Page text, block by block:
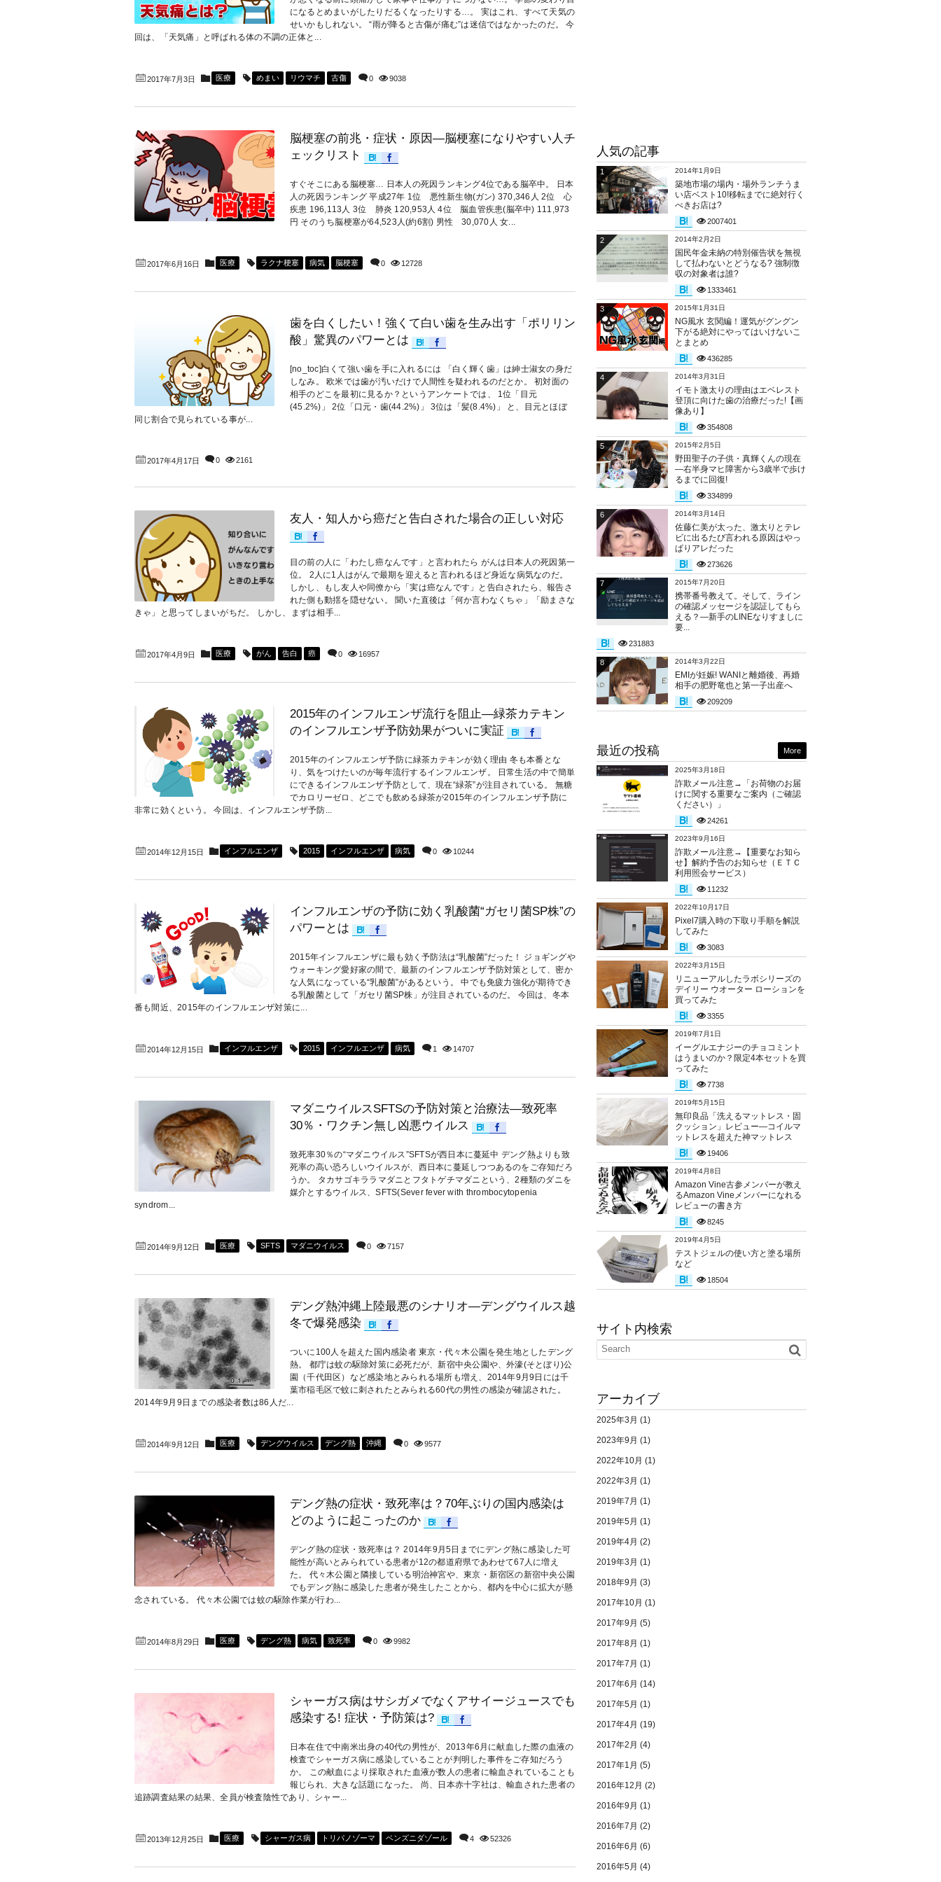
になるとめまいがしたりだるくなったりする…。 実はこれ、すべて天気の
せいかもしれない。 “雨が降ると古傷が痛む”は迷信ではなかったのだ。 今
回は、「天気痛」と呼ばれる体の不調の正体と...
2017年7月3日 医療 めまい リウマチ 古傷 0 9038
脳梗塞の前兆・症状・原因―脳梗塞になりやすい人チ
ェックリスト
すぐそこにある脳梗塞… 日本人の死因ランキング4位である脳卒中。 日本
人の死因ランキング 平成27年 1位 悪性新生物(ガン) 370,346人 2位 心
疾患 196,113人 3位 肺炎 120,953人 4位 脳血管疾患(脳卒中) 111,973
円 そのうち脳梗塞が64,523人(約6割) 男性 30,070人 女...
2017年6月16日 医療 ラクナ梗塞 病気 脳梗塞 0 12728
歯を白くしたい！強くて白い歯を生み出す「ポリリン
酸」驚異のパワーとは
[no_toc]白くて強い歯を手に入れるには 「白く輝く歯」は紳士淑女の身だ
しなみ。 欧米では歯が汚いだけで人間性を疑われるのだとか。 初対面の
相手のどこを最初に見るか？というアンケートでは、 1位「目元
(45.2%)」 2位「口元・歯(44.2%)」 3位は「髪(8.4%)」 と、目元とほぼ
同じ割合で見られている事が...
2017年4月17日 0 2161
友人・知人から癌だと告白された場合の正しい対応
目の前の人に「わたし癌なんです」と言われたら がんは日本人の死因第一
位。 2人に1人はがんで最期を迎えると言われるほど身近な病気なのだ。
しかし、もし友人や同僚から「実は癌なんです」と告白されたら、報告さ
れた側も動揺を隠せない。 聞いた直後は「何か言わなくちゃ」「励まさな
きゃ」と思ってしまいがちだ。 しかし、まずは相手...
2017年4月9日 医療 がん 告白 癌 0 16957
2015年のインフルエンザ流行を阻止―緑茶カテキン
のインフルエンザ予防効果がついに実証
2015年のインフルエンザ予防に緑茶カテキンが効く理由 冬も本番とな
り、気をつけたいのが毎年流行するインフルエンザ。 日常生活の中で簡単
にできるインフルエンザ予防として、現在“緑茶”が注目されている。 無糖
でカロリーゼロ、どこでも飲める緑茶が2015年のインフルエンザ予防に
非常に効くという。 今回は、インフルエンザ予防...
2014年12月15日 インフルエンザ 2015 インフルエンザ 病気 0 10244
インフルエンザの予防に効く乳酸菌“ガセリ菌SP株”の
パワーとは
2015年インフルエンザに最も効く予防法は“乳酸菌”だった！ ジョギングや
ウォーキング愛好家の間で、最新のインフルエンザ予防対策として、密か
な人気になっている“乳酸菌”があるという。 中でも免疲力強化が期待でき
る乳酸菌として「ガセリ菌SP株」が注目されているのだ。 今回は、冬本
番も間近、2015年のインフルエンザ対策に...
2014年12月15日 インフルエンザ 2015 インフルエンザ 病気 1 14707
マダニウイルスSFTSの予防対策と治療法―致死率
30％・ワクチン無し凶悪ウイルス
致死率30％の“マダニウイルス”SFTSが西日本に蔓延中 デング熱よりも致
死率の高い恐ろしいウイルスが、西日本に蔓延しつつあるのをご存知だろ
うか。 タカサゴキララマダニとフタトゲチマダニという、2種類のダニを
媒介とするウイルス、SFTS(Sever fever with thrombocytopenia
syndrom...
2014年9月12日 医療 SFTS マダニウイルス 0 7157
デング熱沖縄上陸最悪のシナリオ―デングウイルス越
冬で爆発感染
ついに100人を超えた国内感染者 東京・代々木公園を発生地としたデング
熱。 都庁は蚊の駆除対策に必死だが、新宿中央公園や、外濠(そとぼり)公
園（千代田区）など感染地とみられる場所も増え、2014年9月9日には千
葉市稲毛区で蚊に刺されたとみられる60代の男性の感染が確認された。
2014年9月9日までの感染者数は86人だ...
2014年9月12日 医療 デングウイルス デング熱 沖縄 0 9577
デング熱の症状・致死率は？70年ぶりの国内感染は
どのように起こったのか
デング熱の症状・致死率は？ 2014年9月5日までにデング熱に感染した可
能性が高いとみられている患者が12の都道府県であわせて67人に増え
た。 代々木公園と隣接している明治神宮や、東京・新宿区の新宿中央公園
でもデング熱に感染した患者が発生したことから、都内を中心に拡大が懸
念されている。 代々木公園では蚊の駆除作業が行わ...
2014年8月29日 医療 デング熱 病気 致死率 0 9982
シャーガス病はサシガメでなくアサイージュースでも
感染する! 症状・予防策は?
日本在住で中南米出身の40代の男性が、2013年6月に献血した際の血液の
検査でシャーガス病に感染していることが判明した事件をご存知だろう
か。 この献血により採取された血液が数人の患者に輸血されていることも
報じられ、大きな話題になった。 尚、日本赤十字社は、輸血された患者の
追跡調査結果の結果、全員が検査陰性であり、シャー...
2013年12月25日 医療 シャーガス病 トリパノゾーマ ベンズニダゾール 4 52326
人気の記事
2014年1月9日
築地市場の場内・場外ランチうま
い店ベスト10!移転までに絶対行く
べきお店は?
2007401
1
2014年2月2日
国民年金未納の特別催告状を無視
して払わないとどうなる? 強制徴
収の対象者は誰?
1333461
2
2015年1月31日
NG風水 玄関編！運気がグングン
下がる絶対にやってはいけないこ
とまとめ
436285
3
2014年3月31日
イモト激太りの理由はエベレスト
登頂に向けた歯の治療だった!【画
像あり】
354808
4
2015年2月5日
野田聖子の子供・真輝くんの現在
―右半身マヒ障害から3歳半で歩け
るまでに回復!
334899
5
2014年3月14日
佐藤仁美が太った、激太りとテレ
ビに出るたび言われる原因はやっ
ぱりアレだった
273626
6
2015年7月20日
携帯番号教えて。そして、ライン
の確認メッセージを認証してもら
える？―新手のLINEなりすましに
要...
231883
7
2014年3月22日
EMIが妊娠! WANIと離婚後、再婚
相手の肥野竜也と第一子出産へ
209209
8
最近の投稿
2025年3月18日
詐欺メール注意→「お荷物のお届
けに関する重要なご案内（ご確認
ください）」
24261
2023年9月16日
詐欺メール注意→【重要なお知ら
せ】解約予告のお知らせ（ＥＴＣ
利用照会サービス）
11232
2022年10月17日
Pixel7購入時の下取り手順を解説
してみた
3083
2022年3月15日
リニューアルしたラボシリーズの
デイリー ウオーター ローションを
買ってみた
3355
2019年7月1日
イーグルエナジーのチョコミント
はうまいのか？限定4本セットを買
ってみた
7738
2019年5月15日
無印良品「洗えるマットレス・固
クッション」レビュー―コイルマ
ットレスを超えた神マットレス
19406
2019年4月8日
Amazon Vine古参メンバーが教え
るAmazon Vineメンバーになれる
レビューの書き方
8245
2019年4月5日
テストジェルの使い方と塗る場所
など
18504
More
サイト内検索
アーカイブ
2025年3月 (1)
2023年9月 (1)
2022年10月 (1)
2022年3月 (1)
2019年7月 (1)
2019年5月 (1)
2019年4月 (2)
2019年3月 (1)
2018年9月 (3)
2017年10月 (1)
2017年9月 (5)
2017年8月 (1)
2017年7月 (1)
2017年6月 (14)
2017年5月 (1)
2017年4月 (19)
2017年2月 (4)
2017年1月 (5)
2016年12月 (2)
2016年9月 (1)
2016年7月 (2)
2016年6月 (6)
2016年5月 (4)